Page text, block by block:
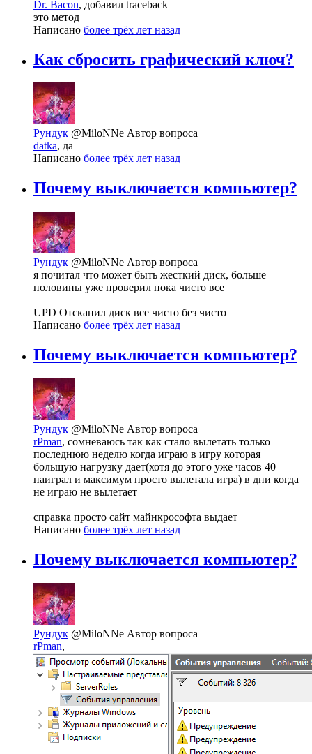
Dr. Bacon, добавил traceback
это метод
Написано более трёх лет назад
Как сбросить графический ключ?
Рундук @MiloNNe Автор вопроса
datka, да
Написано более трёх лет назад
Почему выключается компьютер?
Рундук @MiloNNe Автор вопроса
я почитал что может быть жесткий диск, больше
половины уже проверил пока чисто все
UPD Отсканил диск все чисто без чисто
Написано более трёх лет назад
Почему выключается компьютер?
Рундук @MiloNNe Автор вопроса
rPman, сомневаюсь так как стало вылетать только
последнюю неделю когда играю в игру которая
большую нагрузку дает(хотя до этого уже часов 40
наиграл и максимум просто вылетала игра) в дни когда
не играю не вылетает
справка просто сайт майнкрософта выдает
Написано более трёх лет назад
Почему выключается компьютер?
Рундук @MiloNNe Автор вопроса
rPman,